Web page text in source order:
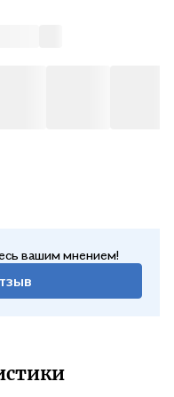
вашим мнением!